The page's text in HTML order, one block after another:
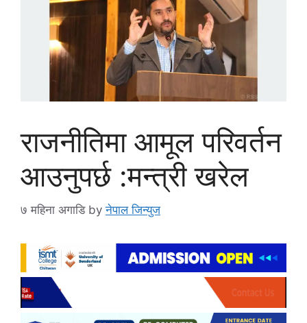
राजनीतिमा आमूल परिवर्तन
आउनुपर्छ :मन्त्री खरेल
७ महिना अगाडि byनेपाल जिन्युज